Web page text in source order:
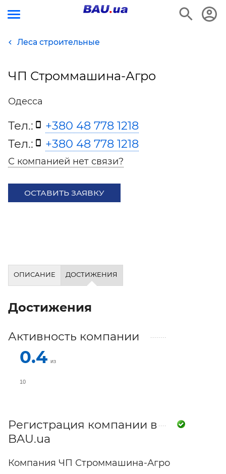
Леса строительные
ЧП Строммашина-Агро
Одесса
Тел.:
+380 48 778 1218
Тел.:
+380 48 778 1218
С компанией нет связи?
ОСТАВИТЬ ЗАЯВКУ
ОПИСАНИЕ ДОСТИЖЕНИЯ
Достижения
Активность компании
0.4 из
10
Регистрация компании в
BAU.ua
Компания ЧП Строммашина-Агро